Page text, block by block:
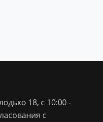
18, с 10:00 -
с